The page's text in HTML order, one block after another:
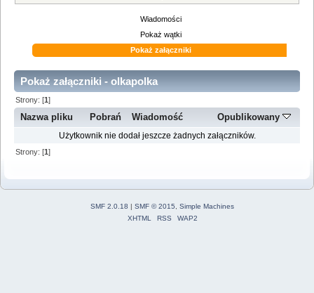
Wiadomości
Pokaż wątki
Pokaż załączniki
Pokaż załączniki - olkapolka
Strony: [1]
Nazwa pliku Pobrań Wiadomość Opublikowany
Użytkownik nie dodał jeszcze żadnych załączników.
Strony: [1]
SMF 2.0.18 | SMF © 2015
Simple Machines
XHTML
RSS WAP2